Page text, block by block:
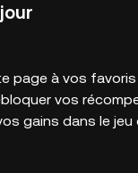
page à vos
vos
gains dans le jeu